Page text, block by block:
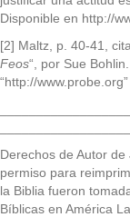
Disponible en http://
[2] Maltz, p. 40-41,
Feos“, por Sue
“http://www.probe.org”
Derechos de Autor
permiso para
la Biblia fueron
Bíblicas en América